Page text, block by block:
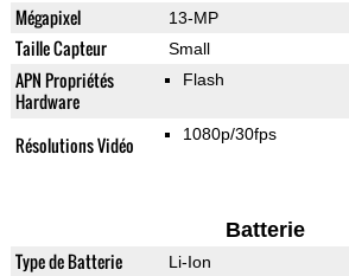
Mégapixel 13-MP
Taille Capteur Small
APN Propriétés
Hardware
Flash
Résolutions Vidéo 1080p/30fps
Batterie
Type de Batterie Li-Ion